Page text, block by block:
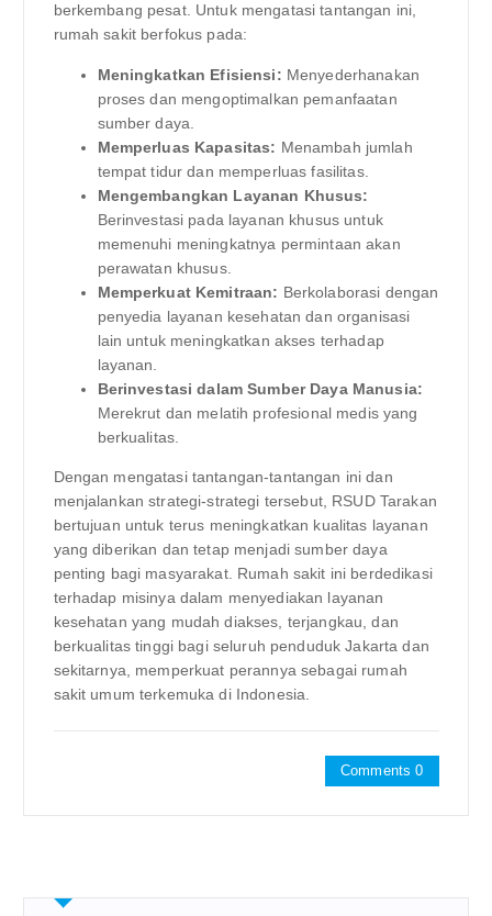
berkembang pesat. Untuk mengatasi tantangan ini,
rumah sakit berfokus pada:
Meningkatkan Efisiensi: Menyederhanakan
proses dan mengoptimalkan pemanfaatan
sumber daya.
Memperluas Kapasitas: Menambah jumlah
tempat tidur dan memperluas fasilitas.
Mengembangkan Layanan Khusus:
Berinvestasi pada layanan khusus untuk
memenuhi meningkatnya permintaan akan
perawatan khusus.
Memperkuat Kemitraan: Berkolaborasi dengan
penyedia layanan kesehatan dan organisasi
lain untuk meningkatkan akses terhadap
layanan.
Berinvestasi dalam Sumber Daya Manusia:
Merekrut dan melatih profesional medis yang
berkualitas.
Dengan mengatasi tantangan-tantangan ini dan
menjalankan strategi-strategi tersebut, RSUD Tarakan
bertujuan untuk terus meningkatkan kualitas layanan
yang diberikan dan tetap menjadi sumber daya
penting bagi masyarakat. Rumah sakit ini berdedikasi
terhadap misinya dalam menyediakan layanan
kesehatan yang mudah diakses, terjangkau, dan
berkualitas tinggi bagi seluruh penduduk Jakarta dan
sekitarnya, memperkuat perannya sebagai rumah
sakit umum terkemuka di Indonesia.
Comments 0